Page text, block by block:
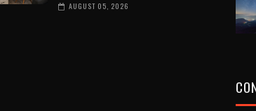
AUGUST 05, 2026